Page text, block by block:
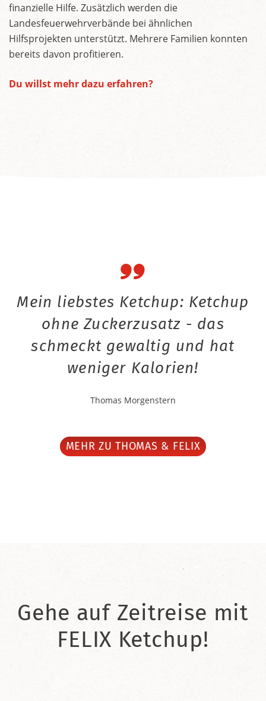
finanzielle Hilfe. Zusätzlich werden die
Landesfeuerwehrverbände bei ähnlichen
Hilfsprojekten unterstützt. Mehrere Familien konnten
bereits davon profitieren.
Du willst mehr dazu erfahren?
Mein liebstes Ketchup: Ketchup
ohne Zuckerzusatz - das
schmeckt gewaltig und hat
weniger Kalorien!
Thomas Morgenstern
MEHR ZU THOMAS & FELIX
Gehe auf Zeitreise mit
FELIX Ketchup!